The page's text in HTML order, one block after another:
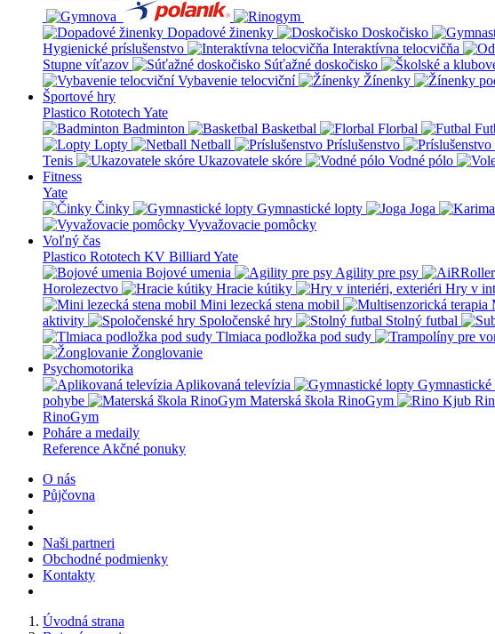
Dopadové žinenky Doskočisko
Hygienické príslušenstvo
Interaktívna telocvičňa
Stupne víťazov
Súťažné doskočisko
Vybavenie telocviční
Žínenky
Športové hry
Plastico Rototech Yate
Badminton
Basketbal Florbal
Lopty
Netball Príslušenstvo
Tenis
Ukazovatele skóre Vodné pólo
Fitness
Yate
Činky
Gymnastické lopty Joga
Vyvažovacie pomôcky
Voľný čas
Plastico Rototech KV Billiard Yate
Bojové umenia
Agility pre psy
Horolezectvo
Hracie kútiky Hry v
Mini lezecká stena mobil
aktivity
Spoločenské hry Stolný futbal
Tlmiaca podložka pod sudy
Žonglovanie
Psychomotorika
Aplikovaná televízia
pohybe
Materská škola RinoGym
RinoGym
Poháre a medaily
Reference Akčné ponuky
O nás
Půjčovna
Naši partneri
Obchodné podmienky
Kontakty
Úvodná strana